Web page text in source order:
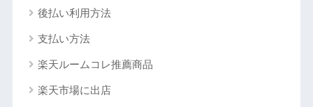
後払い利用方法
支払い方法
楽天ルームコレ推薦商品
楽天市場に出店